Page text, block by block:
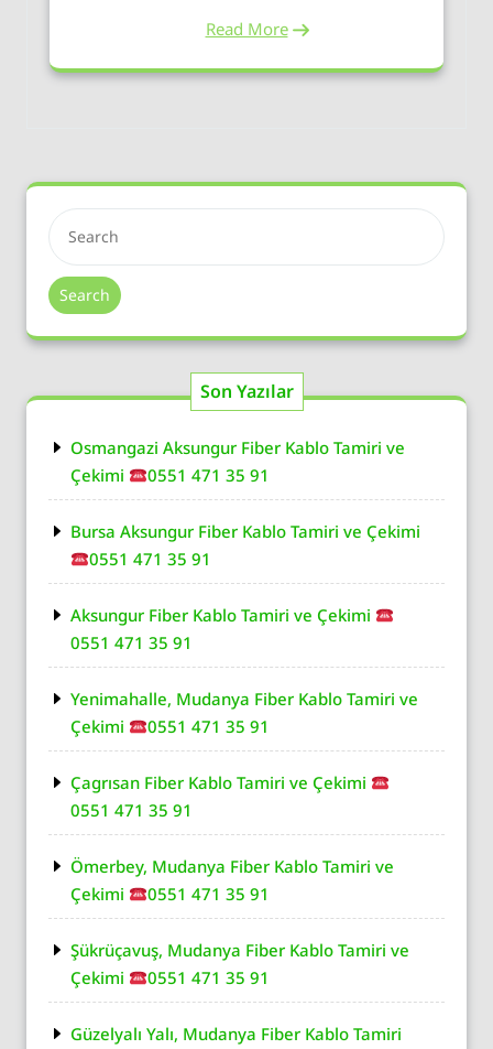
Read More
Search
Son Yazılar
Osmangazi Aksungur Fiber Kablo Tamiri ve
Çekimi
0551 471 35 91
Bursa Aksungur Fiber Kablo Tamiri ve Çekimi
0551 471 35 91
Aksungur Fiber Kablo Tamiri ve Çekimi
0551 471 35 91
Yenimahalle, Mudanya Fiber Kablo Tamiri ve
Çekimi
0551 471 35 91
Çagrısan Fiber Kablo Tamiri ve Çekimi
0551 471 35 91
Ömerbey, Mudanya Fiber Kablo Tamiri ve
Çekimi
0551 471 35 91
Şükrüçavuş, Mudanya Fiber Kablo Tamiri ve
Çekimi
0551 471 35 91
Güzelyalı Yalı, Mudanya Fiber Kablo Tamiri